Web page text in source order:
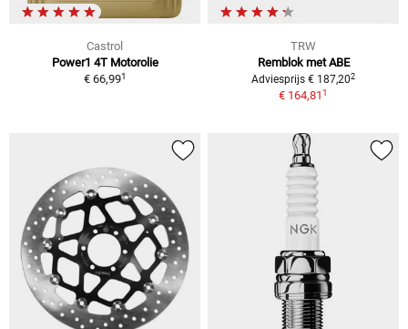
Castrol
Power1 4T Motorolie
€ 66,991
TRW
Remblok met ABE
Adviesprijs € 187,202
€ 164,811